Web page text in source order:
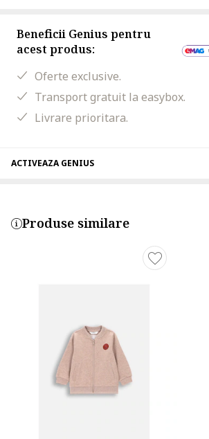
Beneficii Genius pentru
acest produs:
Oferte exclusive.
Transport gratuit la easybox.
Livrare prioritara.
ACTIVEAZA GENIUS
Produse similare